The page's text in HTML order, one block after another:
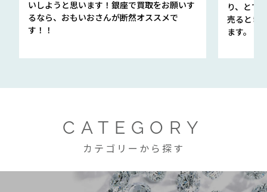
いしようと思います！銀座で買取をお願いす
るなら、おもいおさんが断然オススメで
す！！
り、とて
売るとき
ます。
CATEGORY
カテゴリーから探す